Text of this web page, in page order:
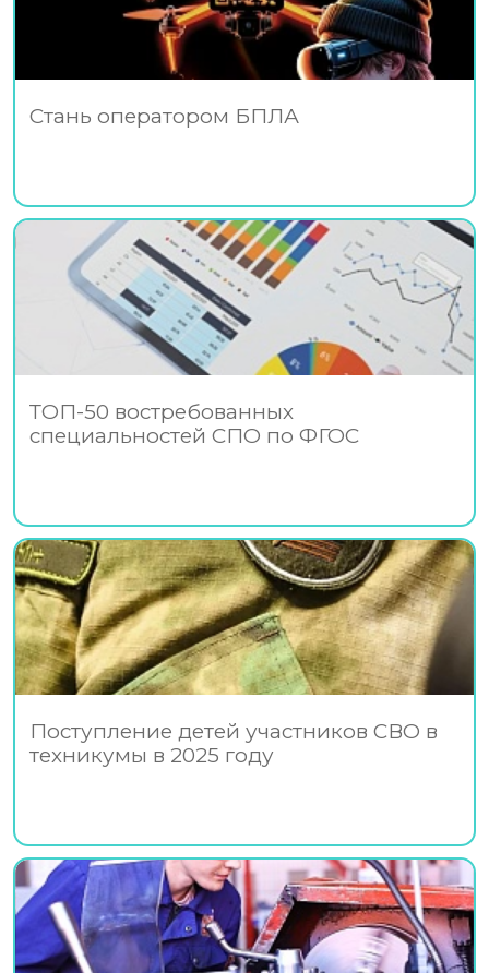
Стань оператором БПЛА
ТОП-50 востребованных
специальностей СПО по ФГОС
Поступление детей участников СВО в
техникумы в 2025 году